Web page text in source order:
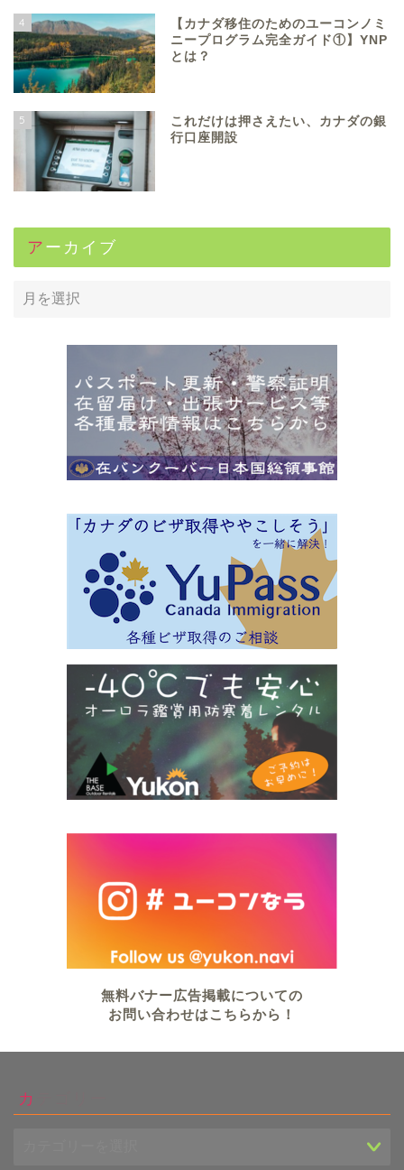
4
【カナダ移住のためのユーコンノミ
ニープログラム完全ガイド①】YNP
とは？
5
これだけは押さえたい、カナダの銀
行口座開設
アーカイブ
無料バナー広告掲載についての
お問い合わせはこちらから！